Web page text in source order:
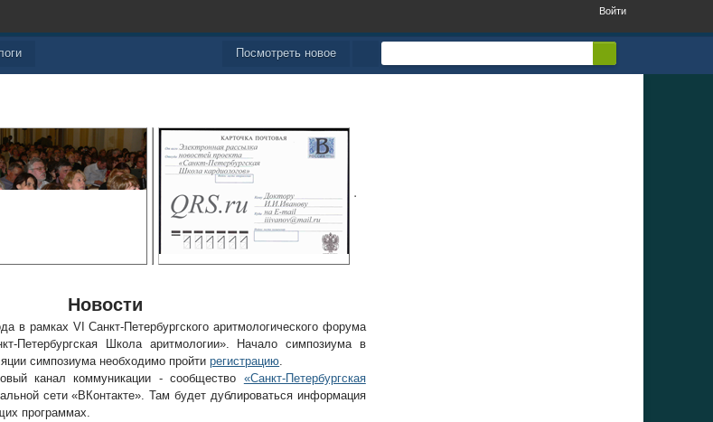
Войти
Посмотреть новое
Новости
в рамках VI Санкт-Петербургского аритмологического форума
Петербургская Школа аритмологии». Начало симпозиума в
симпозиума необходимо пройтирегистрацию.
канал коммуникации - сообщество «Санкт-Петербургская
сети «ВКонтакте». Там будет дублироваться информация
программах.